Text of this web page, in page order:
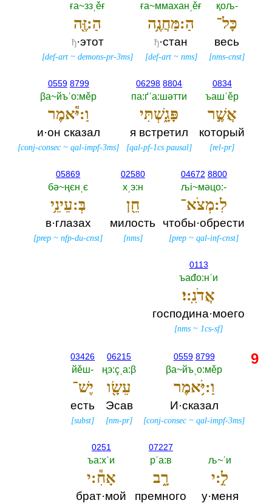
қољ-‎
כָּל־
весь
[nms-cnst]
ға~ммаханˌěғ
הַ:מַּחֲנֶ֥ה
ђ·стан
[def-art~ nms]
ға~ззˌěғ
הַ:זֶּ֖ה
ђ·этот
[def-art ~demons-pr-3ms]
0834
ъашˈěр
אֲשֶׁ֣ר
который
[rel-pr]
06298 8804
па:ґˈа:шәтти
פָּגָ֑שְׁתִּי
я встретил
[qal-pf-1cs pausal]
0559 8799
βа~йъˈо:мěр
וַ:יֹּ֕אמֶר
и·он сказал
[conj-consec ~qal-impf-3ms]
04672 8800
љi~мәцо:-‎
לִ:מְצֹא־
чтобы·обрести
[prep ~qal-inf-cnst]
02580
хˌэ:н
חֵ֖ן
милость
[nms]
05869
бә~ңєнˌє
בְּ:עֵינֵ֥י
в·глазах
[prep ~nfp-du-cnst]
0113
ъаđо:нˈи
אֲדֹנִֽ:י׃
господина·моего
[nms ~1cs-sf]
0559 8799
βа~йъˌо:мěр
וַ:יֹּ֥אמֶר
И·сказал
[conj-consec ~qal-impf-3ms]
06215
ңэ:çˌа:β
עֵשָׂ֖ו
Эсав
[nm-pr]
03426
йěш-‎
יֶשׁ־
есть
[subst]
љ~ˈи
לִ֣:י
у·меня
07227
рˈа:в
רָ֑ב
премного
0251
ъа:хˈи
אָחִ֕:י
брат·мой
9